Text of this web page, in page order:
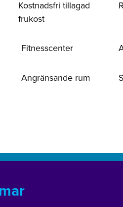
Kostnadsfri tillagad
frukost
Fitnesscenter
Angränsande rum